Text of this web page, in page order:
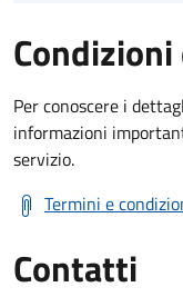
Per conoscere i
informazioni
servizio.
Termini e
Contatti